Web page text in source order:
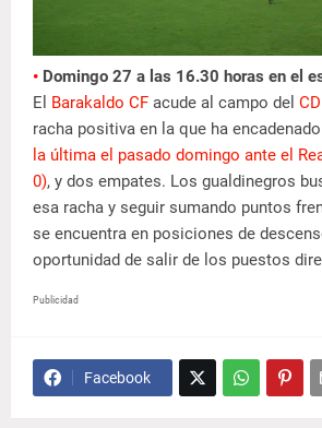
• Domingo 27 a las 16.30 horas en el
El Barakaldo CF acude al campo del
racha positiva en la que ha
la última el pasado domingo ante el
0), y dos empates. Los gualdinegros
esa racha y seguir sumando puntos
se encuentra en posiciones de
oportunidad de salir de los puestos
Publicidad
Facebook